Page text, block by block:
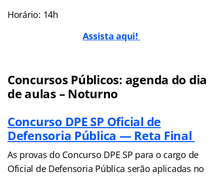
Horário: 14h
Assista aqui!
Concursos Públicos: agenda do dia
de aulas – Noturno
Concurso DPE SP Oficial de
Defensoria Pública — Reta Final
As provas do Concurso DPE SP para o cargo de
Oficial de Defensoria Pública serão aplicadas no